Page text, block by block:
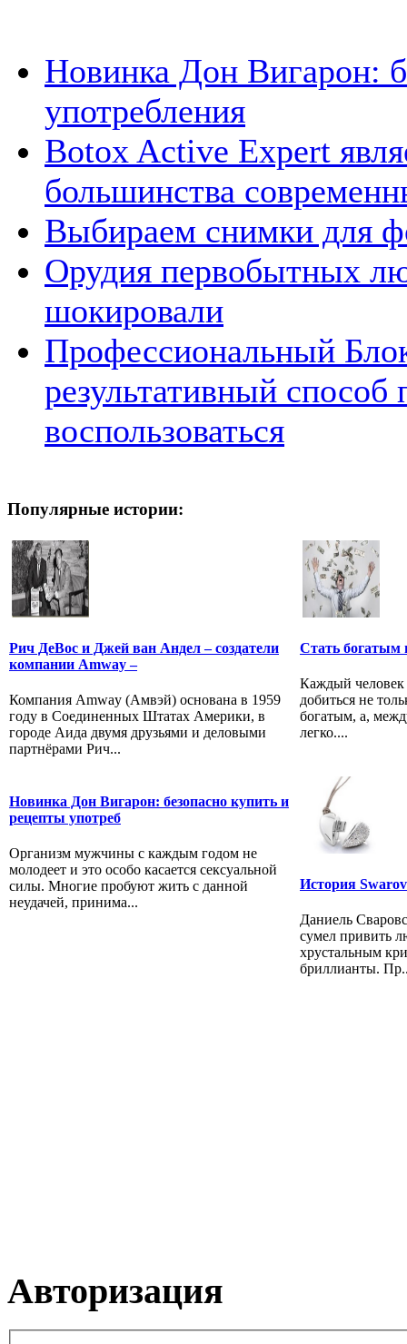
Новинка Дон Вигарон:
употребления
Botox Active Expert
большинства
Выбираем снимки для
Орудия первобытных
шокировали
Профессиональный
результативный
воспользоваться
Популярные истории:
Рич ДеВос и Джей ван Андел – создатели
компании Amway –
Компания Amway (Амвэй) основана в 1959
году в Соединенных Штатах Америки, в
городе Аида двумя друзьями и деловыми
партнёрами Рич...
Стать богатым
Каждый человек
добиться не
богатым, а,
легко....
Новинка Дон Вигарон: безопасно купить и
рецепты употреб
Организм мужчины с каждым годом не
молодеет и это особо касается сексуальной
силы. Многие пробуют жить с данной
неудачей, принима...
История
Даниель
сумел привить
хрустальным
бриллианты.
Авторизация